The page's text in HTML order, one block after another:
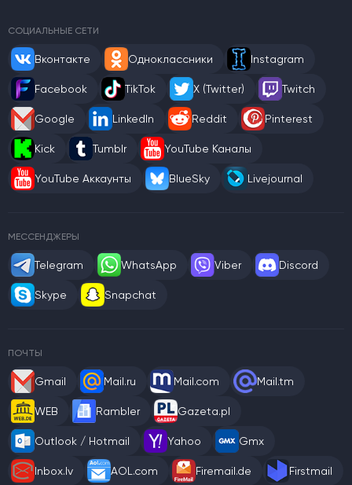
СОЦИАЛЬНЫЕ СЕТИ
Вконтакте Одноклассники Instagram
Facebook TikTok X (Twitter) Twitch
Google LinkedIn Reddit Pinterest
Kick Tumblr YouTube Каналы
YouTube Аккаунты BlueSky Livejournal
МЕССЕНДЖЕРЫ
Telegram WhatsApp Viber Discord
Skype Snapchat
ПОЧТЫ
Gmail Mail.ru Mail.com Mail.tm
WEB Rambler Gazeta.pl
Outlook / Hotmail Yahoo Gmx
Inbox.lv AOL.com Firemail.de Firstmail